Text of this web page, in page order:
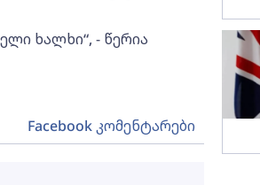
ხალხი“, - წერია
Facebook კომენტარები